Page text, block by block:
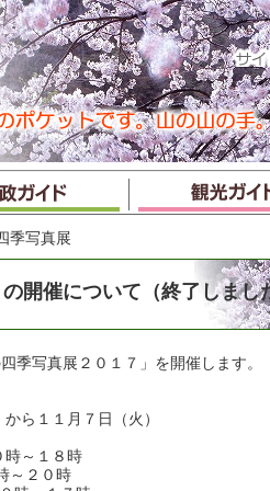
季写真展
開催について（終了しまし
季写真展２０１７」を開催します。
ら１１月７日（火）
時～１８時
２０時